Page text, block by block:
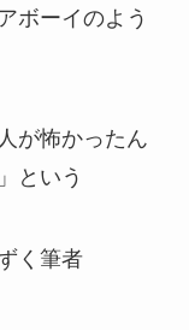
ボーイのよう
が怖かったん
という
く筆者